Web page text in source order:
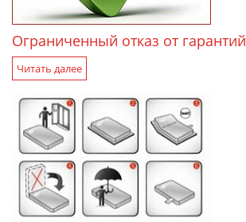
Ограниченный отказ от гарантий
Читать далее